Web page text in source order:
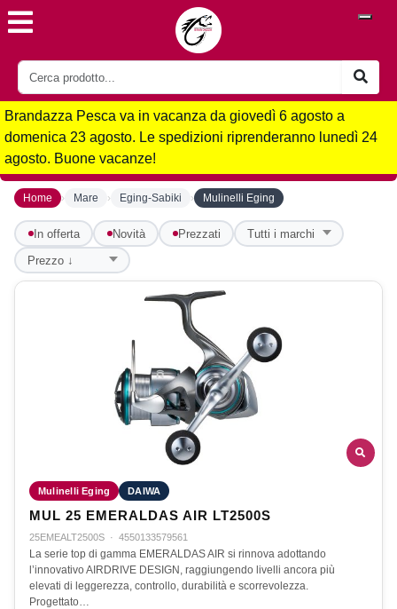
Brandazza Pesca va in vacanza da giovedì 6 agosto a
domenica 23 agosto. Le spedizioni riprenderanno lunedì 24
agosto. Buone vacanze!
Home › Mare › Eging-Sabiki › Mulinelli Eging
In offerta Novità Prezzati
Mulinelli Eging DAIWA
MUL 25 EMERALDAS AIR LT2500S
25EMEALT2500S · 4550133579561
La serie top di gamma EMERALDAS AIR si rinnova adottando
l’innovativo AIRDRIVE DESIGN, raggiungendo livelli ancora più
elevati di leggerezza, controllo, durabilità e scorrevolezza.
Progettato…